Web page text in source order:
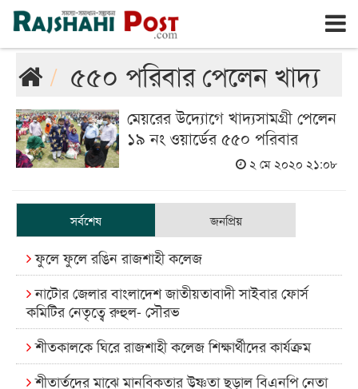
রাজশাহী রবিবার, ৯ই আগস্ট ২০২৬, ২৬শে শ্রাবণ ১৪৩৩
৫৫০ পরিবার পেলেন খাদ্য
মেয়রের উদ্যোগে খাদ্যসামগ্রী পেলেন
১৯ নং ওয়ার্ডের ৫৫০ পরিবার
২ মে ২০২০ ২১:০৮
সর্বশেষ জনপ্রিয়
ফুলে ফুলে রঙিন রাজশাহী কলেজ
নাটোর জেলার বাংলাদেশ জাতীয়তাবাদী সাইবার ফোর্স
কমিটির নেতৃত্বে রুহুল- সৌরভ
শীতকালকে ঘিরে রাজশাহী কলেজ শিক্ষার্থীদের কার্যক্রম
শীতার্তদের মাঝে মানবিকতার উষ্ণতা ছড়াল বিএনপি নেতা